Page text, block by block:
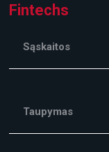
Fintechs
Sąskaitos
Taupymas